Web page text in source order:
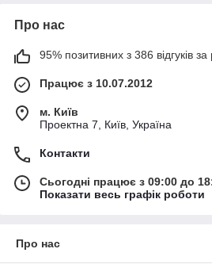
Про нас
95% позитивних з 386 відгуків за
Працює з 10.07.2012
м. Київ
Проектна 7, Київ, Україна
Контакти
Сьогодні працює з 09:00 до
Показати весь графік роботи
Про нас